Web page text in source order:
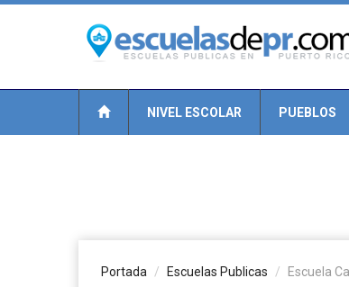
NIVEL ESCOLAR PUEBLOS
Portada Escuelas Publicas Escuela